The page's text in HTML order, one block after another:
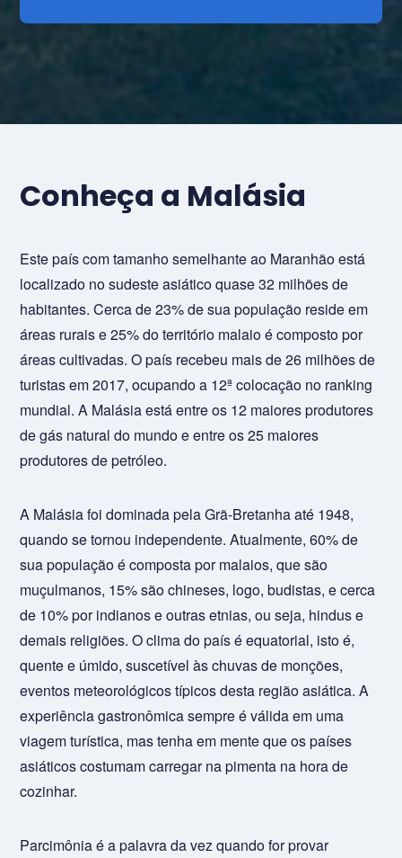
Conheça a Malásia
Este país com tamanho semelhante ao Maranhão está
localizado no sudeste asiático quase 32 milhões de
habitantes. Cerca de 23% de sua população reside em
áreas rurais e 25% do território malaio é composto por
áreas cultivadas. O país recebeu mais de 26 milhões de
turistas em 2017, ocupando a 12ª colocação no ranking
mundial. A Malásia está entre os 12 maiores produtores
de gás natural do mundo e entre os 25 maiores
produtores de petróleo.
A Malásia foi dominada pela Grã-Bretanha até 1948,
quando se tornou independente. Atualmente, 60% de
sua população é composta por malaios, que são
muçulmanos, 15% são chineses, logo, budistas, e cerca
de 10% por indianos e outras etnias, ou seja, hindus e
demais religiões. O clima do país é equatorial, isto é,
quente e úmido, suscetível às chuvas de monções,
eventos meteorológicos típicos desta região asiática. A
experiência gastronômica sempre é válida em uma
viagem turística, mas tenha em mente que os países
asiáticos costumam carregar na pimenta na hora de
cozinhar.
Parcimônia é a palavra da vez quando for provar